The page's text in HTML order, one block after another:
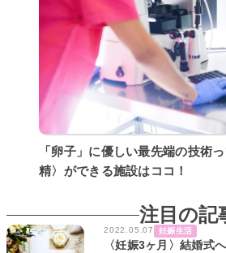
「卵子」に優しい最先端の技術
精〉ができる施設はココ！
注目の記
2022.05.07 妊娠生活
〈妊娠3ヶ月〉結婚式